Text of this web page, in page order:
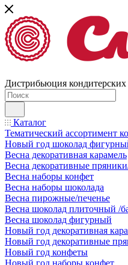
Дистрибьюция кондитерских
Каталог
Тематический ассортимент
Новый год шоколад
Весна декоративная карамель
Весна декоративные
Весна наборы конфет
Весна наборы шоколада
Весна пирожные/печенье
Весна шоколад плиточный /
Весна шоколад фигурный
Новый год декоративная
Новый год декоративные
Новый год конфеты
Новый год наборы конфет